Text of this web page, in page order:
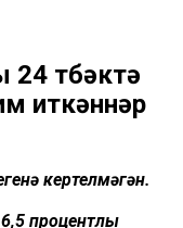
төбәктә
иткәннәр
кертелмәгән.
процентлы